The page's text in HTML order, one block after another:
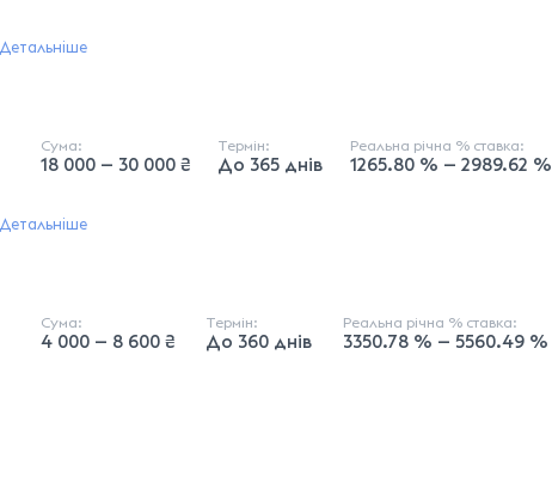
Детальніше
Сума:
18 000 — 30 000 ₴
Термін:
До 365 днів
Реальна річна % ставка:
1265.80 % — 2989.62 %
Детальніше
Сума:
4 000 — 8 600 ₴
Термін:
До 360 днів
Реальна річна % ставка:
3350.78 % — 5560.49 %